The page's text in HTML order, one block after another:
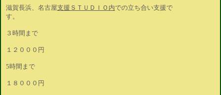
滋賀長浜、名古屋支援ＳＴＵＤＩＯ内での立ち合い支援で
す。
３時間まで
１２０００円
5時間まで
１８０００円